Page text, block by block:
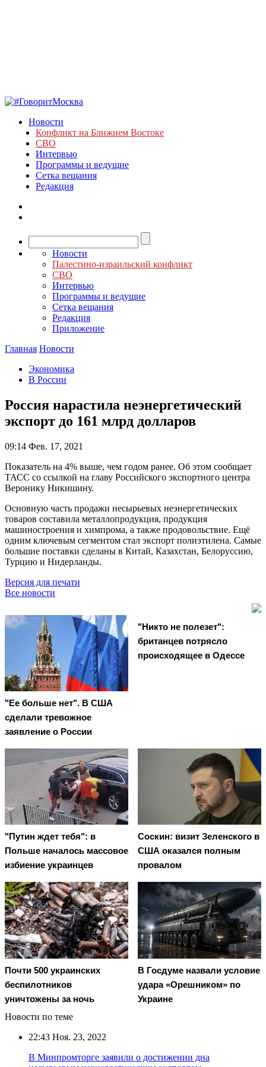
Новости
Конфликт на Ближнем Востоке
СВО
Интервью
Программы и ведущие
Сетка вещания
Редакция
Новости
Палестино-израильский конфликт
СВО
Интервью
Программы и ведущие
Сетка вещания
Редакция
Приложение
Главная Новости
Экономика
В России
Россия нарастила неэнергетический
экспорт до 161 млрд долларов
09:14 Фев. 17, 2021
Показатель на 4% выше, чем годом ранее. Об этом сообщает
ТАСС со ссылкой на главу Российского экспортного центра
Веронику Никишину.
Основную часть продажи несырьевых неэнергетических
товаров составила металлопродукция, продукция
машиностроения и химпрома, а также продовольствие. Ещё
одним ключевым сегментом стал экспорт полиэтилена. Самые
большие поставки сделаны в Китай, Казахстан, Белоруссию,
Турцию и Нидерланды.
Версия для печати
Все новости
"Ее больше нет". В США
сделали тревожное
заявление о России
"Никто не полезет":
британцев потрясло
происходящее в Одессе
"Путин ждет тебя": в
Польше началось массовое
избиение украинцев
Соскин: визит Зеленского в
США оказался полным
провалом
Почти 500 украинских
беспилотников
уничтожены за ночь
В Госдуме назвали условие
удара «Орешником» по
Украине
Новости по теме
22:43 Ноя. 23, 2022
В Минпромторге заявили о достижении дна